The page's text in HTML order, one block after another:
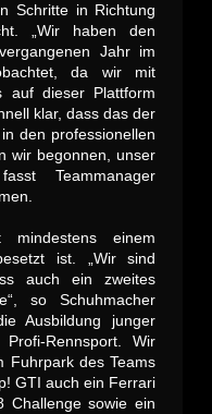
Schritte in Richtung
„Wir haben den
Jahr im
da wir mit
auf dieser Plattform
klar, dass das der
den professionellen
wir begonnen, unser
Teammanager
einem
ist. „Wir sind
auch ein zweites
so Schuhmacher
Ausbildung junger
Rennsport. Wir
Fuhrpark des Teams
GTI auch ein Ferrari
Challenge sowie ein